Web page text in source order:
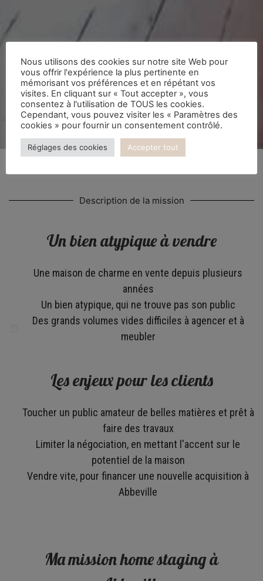
Description de la mission
Un bien atypique à vendre
Une maison de charme en vente depuis plusieurs
années​
Un bien atypique, qui ne trouve pas son public​
Des grands volumes vides difficiles à agencer et à
meubler​
Les enjeux pour les clients
Toucher un public amateur de belles matières et prêt à
faire des travaux​
Limiter la négociation, en mettant l'accent sur le
potentiel de la maison​
Vendre vite, pour financer une nouvelle acquisition à
Abbeville​
Ma mission home staging à
Nous utilisons des cookies sur notre site Web pour
vous offrir l'expérience la plus pertinente en
mémorisant vos préférences et en répétant vos
visites. En cliquant sur « Tout accepter », vous
consentez à l'utilisation de TOUS les cookies.
Cependant, vous pouvez visiter les « Paramètres des
cookies » pour fournir un consentement contrôlé.
Réglages des cookies Accepter tout